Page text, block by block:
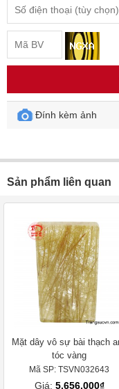
Đính kèm ảnh
Sản phẩm liên quan
Mặt dây vô sự bài thạch
tóc vàng
Mã SP: TSVN032643
Giá: 5.656.000₫